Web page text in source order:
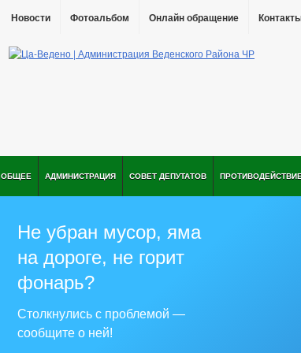
Новости Фотоальбом Онлайн обращение
ОБЩЕЕ АДМИНИСТРАЦИЯ СОВЕТ ДЕПУТАТОВ
Не убран мусор, яма
на дороге, не горит
фонарь?
Столкнулись с проблемой —
сообщите о ней!